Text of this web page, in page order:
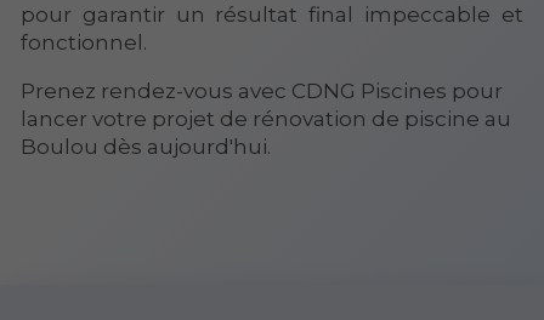
pour garantir un résultat final impeccable et
fonctionnel.
Prenez rendez-vous avec CDNG Piscines pour
lancer votre projet de rénovation de piscine au
Boulou dès aujourd'hui.